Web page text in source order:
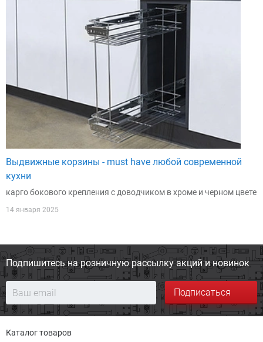
Выдвижные корзины - must have любой современной
кухни
карго бокового крепления с доводчиком в хроме и черном цвете
14 января 2025
Подпишитесь на розничную рассылку акций и новинок
Подписаться
Каталог товаров